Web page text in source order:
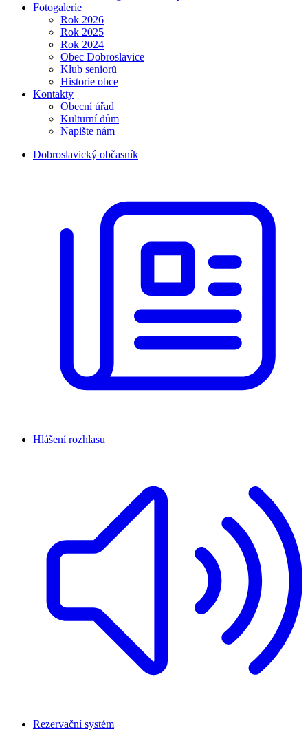
Fotogalerie
Rok 2026
Rok 2025
Rok 2024
Obec Dobroslavice
Klub seniorů
Historie obce
Kontakty
Obecní úřad
Kulturní dům
Napište nám
Dobroslavický občasník
Hlášení rozhlasu
Rezervační systém